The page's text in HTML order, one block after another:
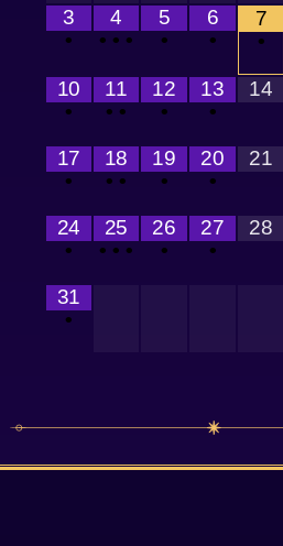
3
•
4
• • •
5
•
6
•
7
•
10
•
11
• •
12
•
13
•
14
17
•
18
• •
19
•
20
•
21
24
•
25
• • •
26
•
27
•
28
31
•